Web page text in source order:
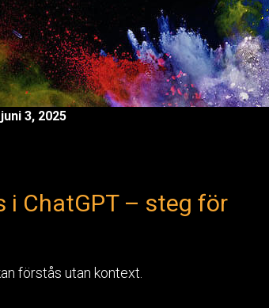
juni 3, 2025
i ChatGPT – steg för
förstås utan kontext.